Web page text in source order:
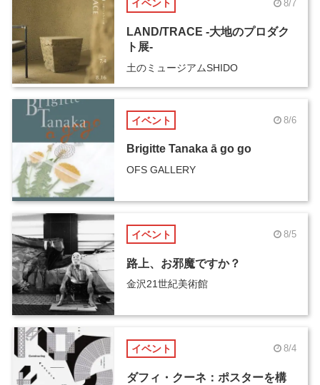
イベント 8/7
LAND/TRACE -大地のプロダク
ト展-
土のミュージアムSHIDO
イベント 8/6
Brigitte Tanaka ā go go
OFS GALLERY
イベント 8/5
路上、お邪魔ですか？
金沢21世紀美術館
イベント 8/4
ダフィ・クーネ：ポスターを構